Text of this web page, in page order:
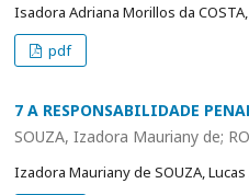
Isadora Adriana Morillos da
pdf
7 A RESPONSABILIDADE
SOUZA, Izadora Mauriany de;
Izadora Mauriany de SOUZA,